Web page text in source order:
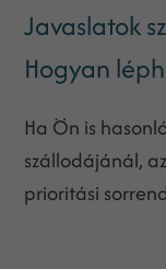
Javaslatok
Hogyan
Ha Ön is
szállodájánál,
prioritási